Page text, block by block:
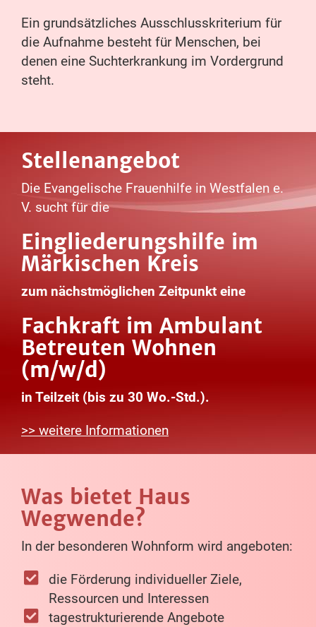
Ein grundsätzliches Ausschlusskriterium für
die Aufnahme besteht für Menschen, bei
denen eine Suchterkrankung im Vordergrund
steht.
Stellenangebot
Die Evangelische Frauenhilfe in Westfalen e.
V. sucht für die
Eingliederungshilfe im
Märkischen Kreis
zum nächstmöglichen Zeitpunkt eine
Fachkraft im Ambulant
Betreuten Wohnen
(m/w/d)
in Teilzeit (bis zu 30 Wo.-Std.).
>> weitere Informationen
Was bietet Haus
Wegwende?
In der besonderen Wohnform wird angeboten:
die Förderung individueller Ziele,
Ressourcen und Interessen
tagestrukturierende Angebote